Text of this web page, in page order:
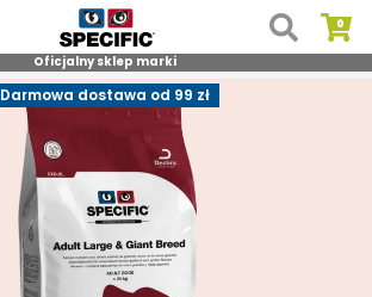
Oficjalny sklep marki
Darmowa dostawa od 99 zł